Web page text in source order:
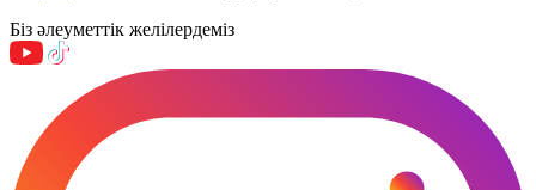
Біз әлеуметтік желілердеміз